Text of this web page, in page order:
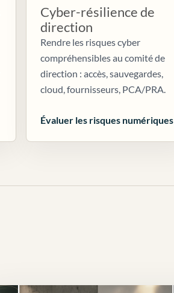
Cyber-résilience de
direction
Rendre les risques cyber
compréhensibles au comité de
direction : accès, sauvegardes,
cloud, fournisseurs, PCA/PRA.
Évaluer les risques numériques